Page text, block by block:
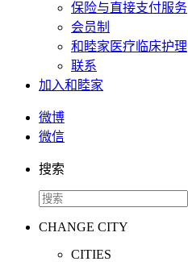
保险与直接支付服务
会员制
和睦家医疗临床护理
联系
加入和睦家
微博
微信
搜索
CHANGE CITY
CITIES